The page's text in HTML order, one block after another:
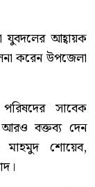
যুবদলের আহ্বায়ক
করেন উপজেলা
সাবেক
আরও বক্তব্য দেন
শোয়েব,